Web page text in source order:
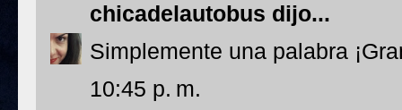
chicadelautobus dijo...
Simplemente una palabra
10:45 p. m.